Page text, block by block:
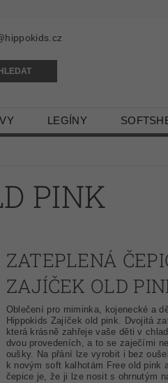
LEGÍNY
PINK
ZATEPLENÁ
ZAJÍČEK OLD
Oblečení pro miminka, kojenecké a
Hippokids Zajíček old pink. Dvojitá
která krásně zahřeje vaše děti v
dvou provedeních, a to se zaječími
oušky. Na přání lze vyrobit i bez
k novým soft kalhotám Free old pink
čepice je, že ji lze nosit s ohrnutým